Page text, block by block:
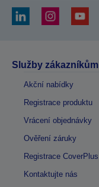
Služby zákazníkům
Akční nabídky
Registrace produktu
Vrácení objednávky
Ověření záruky
Registrace CoverPlus
Kontaktujte nás